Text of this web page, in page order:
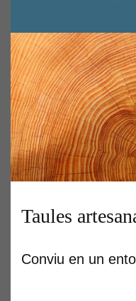
Taules
Conviu en un